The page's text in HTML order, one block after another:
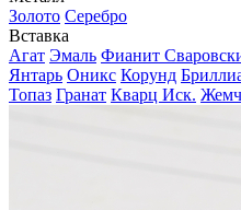
Золото Серебро
Вставка
Агат Эмаль Фианит
Янтарь Оникс Корунд
Топаз Гранат Кварц Иск.